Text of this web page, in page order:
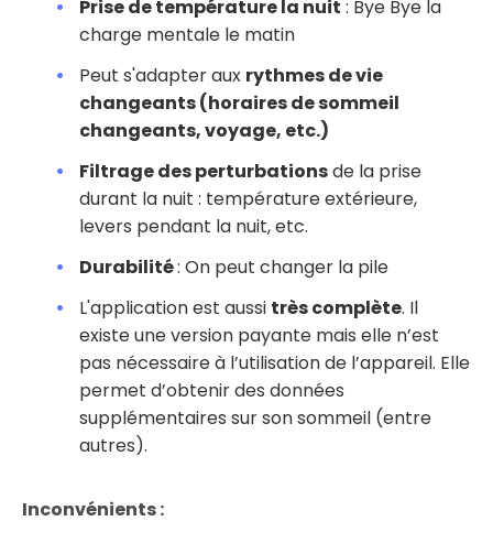
Prise de température la nuit : Bye Bye la
charge mentale le matin
Peut s'adapter aux rythmes de vie
changeants (horaires de sommeil
changeants, voyage, etc.)
Filtrage des perturbationsde la prise
durant la nuit : température extérieure,
levers pendant la nuit, etc.
Durabilité: On peut changer la pile
L'application est aussi très complète. Il
existe une version payante mais elle n’est
pas nécessaire à l’utilisation de l’appareil. Elle
permet d’obtenir des données
supplémentaires sur son sommeil (entre
autres).
Inconvénients :